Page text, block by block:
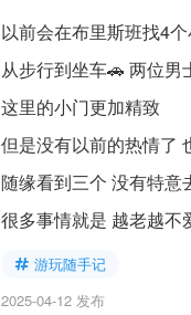
以前会在布里斯班找4
从步行到坐车🚗 两位男
这里的小门更加精致
但是没有以前的热情了
随缘看到三个 没有特意
很多事情就是 越老越不
游玩随手记
2025-04-12 发布